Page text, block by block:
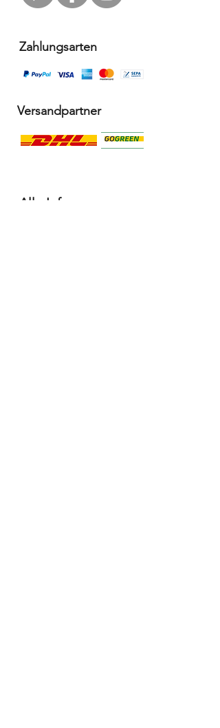
Zahlungsarten
Versandpartner
Alle Infos